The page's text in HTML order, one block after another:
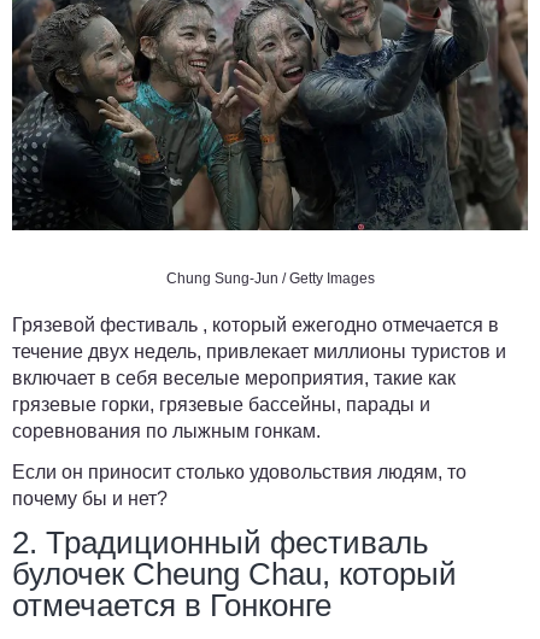
Chung Sung-Jun / Getty Images
Грязевой фестиваль , который ежегодно отмечается в
течение двух недель, привлекает миллионы туристов и
включает в себя веселые мероприятия, такие как
грязевые горки, грязевые бассейны, парады и
соревнования по лыжным гонкам.
Если он приносит столько удовольствия людям, то
почему бы и нет?
2. Традиционный фестиваль
булочек Cheung Chau, который
отмечается в Гонконге